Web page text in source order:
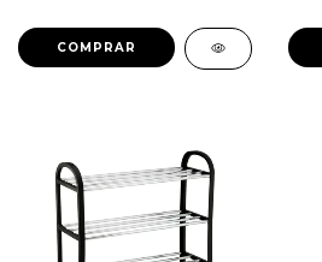
COMPRAR